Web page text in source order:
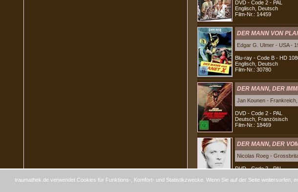
DVD - Code 2 - PAL
Englisch, Deutsch
Film-Nr.: 14459
DER MANN VON
Edgar G. Ulmer - USA -
Blu-ray - Code B - HD
Englisch, Deutsch
Film-Nr.: 30780
DER MANN, DER
Jan Kounen -
DVD - Code 2 - PAL
Deutsch, Französisch
Film-Nr.: 18469
DER MANN, DER
Nicolas Roeg -
DVD - Code 2 - PAL
Film-Nr.: 17851
traumathek.de verwendet Cookies für Funktions-, Komfort- und Statistikzwecke. Wenn Sie auf der Seite